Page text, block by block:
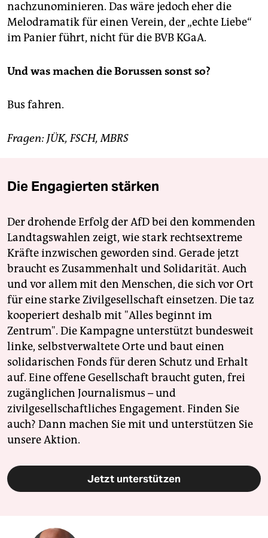
nachzunominieren. Das wäre jedoch eher die
Melodramatik für einen Verein, der „echte Liebe“
im Panier führt, nicht für die BVB KGaA.
Und was machen die Borussen sonst so?
Bus fahren.
Fragen: JÜK, FSCH, MBRS
Die Engagierten stärken
Der drohende Erfolg der AfD bei den kommenden
Landtagswahlen zeigt, wie stark rechtsextreme
Kräfte inzwischen geworden sind. Gerade jetzt
braucht es Zusammenhalt und Solidarität. Auch
und vor allem mit den Menschen, die sich vor Ort
für eine starke Zivilgesellschaft einsetzen. Die taz
kooperiert deshalb mit "Alles beginnt im
Zentrum". Die Kampagne unterstützt bundesweit
linke, selbstverwaltete Orte und baut einen
solidarischen Fonds für deren Schutz und Erhalt
auf. Eine offene Gesellschaft braucht guten, frei
zugänglichen Journalismus – und
zivilgesellschaftliches Engagement. Finden Sie
auch? Dann machen Sie mit und unterstützen Sie
unsere Aktion.
Jetzt unterstützen